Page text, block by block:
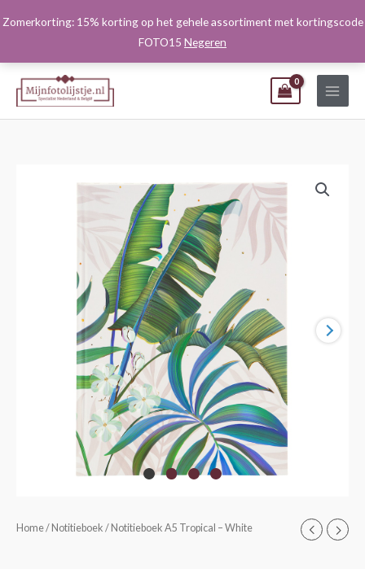
Zomerkorting: 15% korting op het gehele assortiment met kortingscode
FOTO15 Negeren
naar
Home/ Notitieboek / Notitieboek A5 Tropical – White
Notitieboek